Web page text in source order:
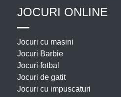
JOCURI ONLINE
Jocuri cu masini
Jocuri Barbie
Jocuri fotbal
Jocuri de gatit
Jocuri cu impuscaturi